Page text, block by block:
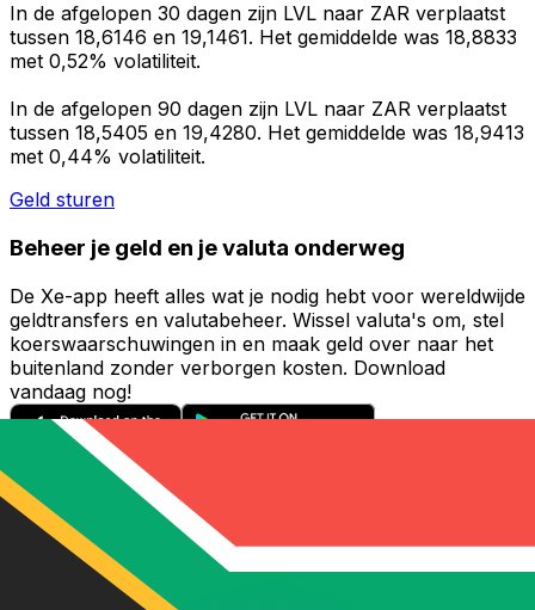
In de afgelopen 30 dagen zijn LVL naar ZAR verplaatst
tussen 18,6146 en 19,1461. Het gemiddelde was 18,8833
met 0,52% volatiliteit.
In de afgelopen 90 dagen zijn LVL naar ZAR verplaatst
tussen 18,5405 en 19,4280. Het gemiddelde was 18,9413
met 0,44% volatiliteit.
Geld sturen
Beheer je geld en je valuta onderweg
De Xe-app heeft alles wat je nodig hebt voor wereldwijde
geldtransfers en valutabeheer. Wissel valuta's om, stel
koerswaarschuwingen in en maak geld over naar het
buitenland zonder verborgen kosten. Download
vandaag nog!